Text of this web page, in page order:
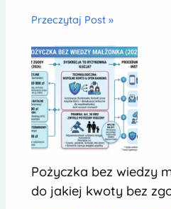
Przeczytaj Post »
Pożyczka bez wiedzy
do jakiej kwoty bez